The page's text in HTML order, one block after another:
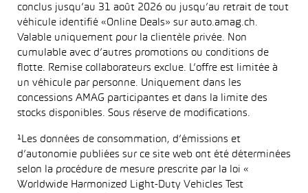
conclus jusqu’au 31 août 2026 ou jusqu’au retrait de tout
véhicule identifié «Online Deals» sur auto.amag.ch.
Valable uniquement pour la clientèle privée. Non
cumulable avec d’autres promotions ou conditions de
flotte. Remise collaborateurs exclue. L’offre est limitée à
un véhicule par personne. Uniquement dans les
concessions AMAG participantes et dans la limite des
stocks disponibles. Sous réserve de modifications.
¹Les données de consommation, d’émissions et
d’autonomie publiées sur ce site web ont été déterminées
selon la procédure de mesure prescrite par la loi «
Worldwide Harmonized Light-Duty Vehicles Test